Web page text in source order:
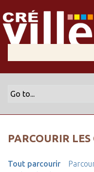
PARCOURIR
Tout parcourir